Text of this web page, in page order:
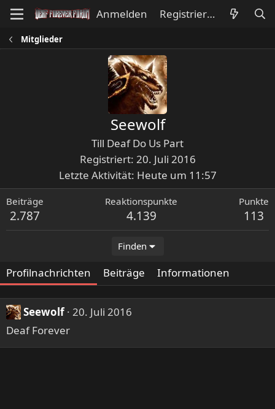
Anmelden Registrieren
Mitglieder
Seewolf
Till Deaf Do Us Part
Registriert 20. Juli 2016
Letzte Aktivität Heute um 11:57
Beiträge
2.787
Reaktionspunkte
4.139
Punkte
113
Finden
Profilnachrichten Beiträge Informationen
Seewolf 20. Juli 2016
Deaf Forever